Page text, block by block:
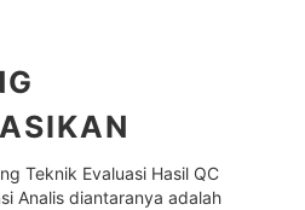
Teknik Evaluasi Hasil QC
Analis diantaranya adalah